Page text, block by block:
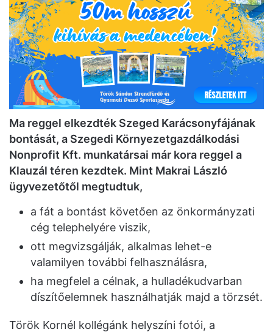
Ma reggel elkezdték Szeged Karácsonyfájának
bontását, a Szegedi Környezetgazdálkodási
Nonprofit Kft. munkatársai már kora reggel a
Klauzál téren kezdtek. Mint Makrai László
ügyvezetőtől megtudtuk,
a fát a bontást követően az önkormányzati
cég telephelyére viszik,
ott megvizsgálják, alkalmas lehet-e
valamilyen további felhasználásra,
ha megfelel a célnak, a hulladékudvarban
díszítőelemnek használhatják majd a törzsét.
Török Kornél kollégánk helyszíni fotói, a